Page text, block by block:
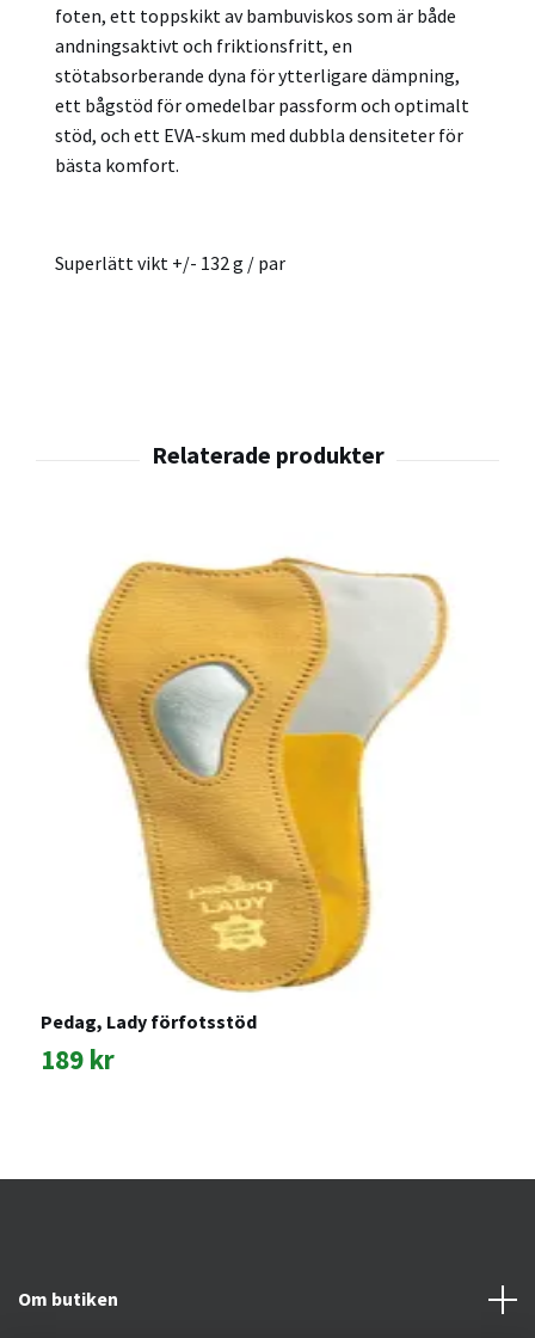
foten, ett toppskikt av bambuviskos som är både
andningsaktivt och friktionsfritt, en
stötabsorberande dyna för ytterligare dämpning,
ett bågstöd för omedelbar passform och optimalt
stöd, och ett EVA-skum med dubbla densiteter för
bästa komfort.
Superlätt vikt +/- 132 g / par
Pedag, Lady förfotsstöd
189 kr
Om butiken